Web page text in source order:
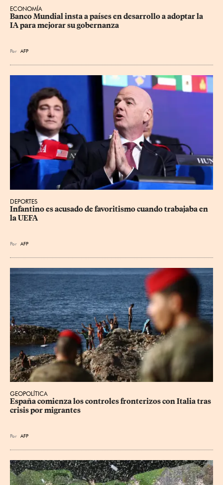
ECONOMÍA
Banco Mundial insta a países en desarrollo a adoptar la
IA para mejorar su gobernanza
Por AFP
DEPORTES
Infantino es acusado de favoritismo cuando trabajaba en
la UEFA
Por AFP
GEOPOLÍTICA
España comienza los controles fronterizos con Italia tras
crisis por migrantes
Por AFP